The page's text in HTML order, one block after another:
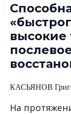
высокие
КАСЬЯНОВ
На